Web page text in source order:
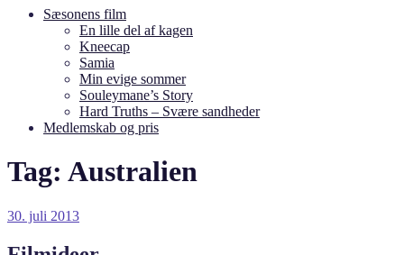
Sæsonens film
En lille del af kagen
Kneecap
Samia
Min evige sommer
Souleymane’s Story
Hard Truths – Svære sandheder
Medlemskab og pris
Tag: Australien
Udgivet
30. juli 2013